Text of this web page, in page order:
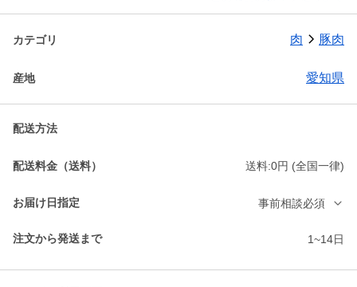
カテゴリ 肉 豚肉
産地 愛知県
配送方法
配送料金（送料） 送料:0円 (全国一律)
お届け日指定 事前相談必須
注文から発送まで 1~14日